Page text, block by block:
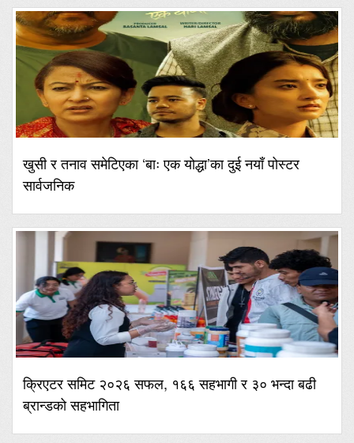
खुसी र तनाव समेटिएका ‘बाः एक योद्धा’का दुई नयाँ पोस्टर
सार्वजनिक
क्रिएटर समिट २०२६ सफल, १६६ सहभागी र ३० भन्दा बढी
ब्रान्डको सहभागिता